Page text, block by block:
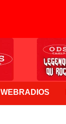
WEBRADIOS